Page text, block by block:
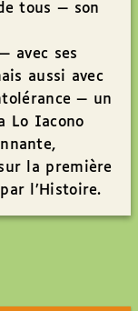
tous — son
avec ses
aussi avec
— un
Lo Iacono
la première
l’Histoire.